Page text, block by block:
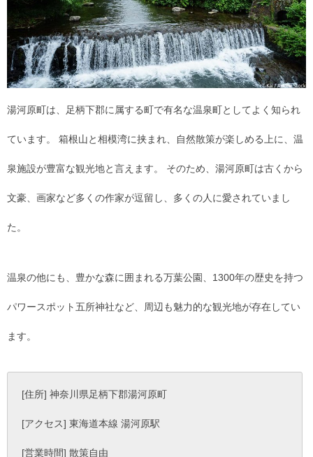
湯河原町は、足柄下郡に属する町で有名な温泉町としてよく知られ
ています。 箱根山と相模湾に挟まれ、自然散策が楽しめる上に、温
泉施設が豊富な観光地と言えます。 そのため、湯河原町は古くから
文豪、画家など多くの作家が逗留し、多くの人に愛されていまし
た。
温泉の他にも、豊かな森に囲まれる万葉公園、1300年の歴史を持つ
パワースポット五所神社など、周辺も魅力的な観光地が存在してい
ます。
[住所] 神奈川県足柄下郡湯河原町
[アクセス] 東海道本線 湯河原駅
[営業時間] 散策自由